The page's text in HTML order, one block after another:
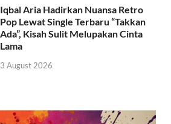
Iqbal Aria Hadirkan Nuansa Retro
Pop Lewat Single Terbaru “Takkan
Ada”, Kisah Sulit Melupakan Cinta
Lama
3 August 2026